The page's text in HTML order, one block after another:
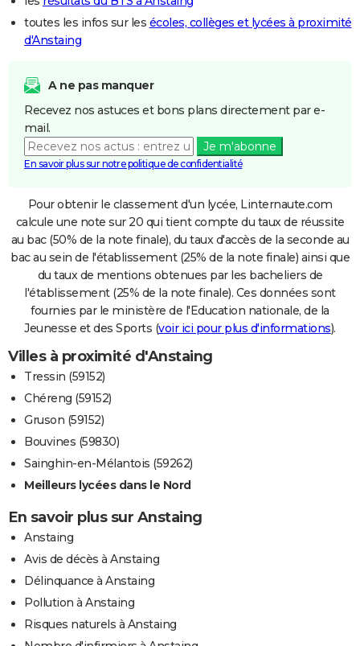
toutes les infos sur les écoles, collèges et lycées à proximité
d'Anstaing
A ne pas manquer
Recevez nos astuces et bons plans directement par e-
mail.
Je m'abonne
En savoir plus sur notre politique de confidentialité
Pour obtenir le classement d'un lycée, Linternaute.com
calcule une note sur 20 qui tient compte du taux de réussite
au bac (50% de la note finale), du taux d'accès de la seconde au
bac au sein de l'établissement (25% de la note finale) ainsi que
du taux de mentions obtenues par les bacheliers de
l'établissement (25% de la note finale). Ces données sont
fournies par le ministère de l'Education nationale, de la
Jeunesse et des Sports (voir ici pour plus d'informations).
Villes à proximité d'Anstaing
Tressin (59152)
Chéreng (59152)
Gruson (59152)
Bouvines (59830)
Sainghin-en-Mélantois (59262)
Meilleurs lycées dans le Nord
En savoir plus sur Anstaing
Anstaing
Avis de décès à Anstaing
Délinquance à Anstaing
Pollution à Anstaing
Risques naturels à Anstaing